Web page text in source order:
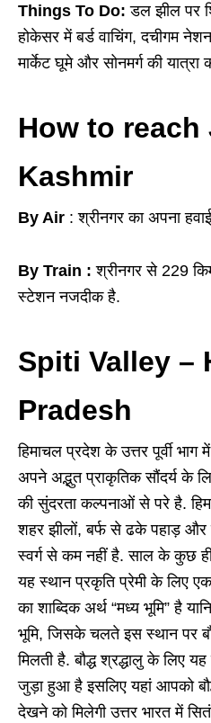
Things To Do: डल झील पर
होकेसर में बर्ड वाचिंग, दचीगम
मार्केट घूमे और सोनमर्ग की यात्रा
How to reach
Kashmir
By Air : श्रीनगर का अपना
By Train : श्रीनगर से 229
स्टेशन नजदीक है.
Spiti Valley –
Pradesh
हिमाचल प्रदेश के उत्तर पूर्वी
अपने अद्भुत प्राकृतिक सौंदर्य के
की सुंदरता कल्पनाओं से परे है.
शहर झीलों, बर्फ से ढके पहाड़ और
स्वर्ग से कम नहीं है. साल के कुछ
यह स्थान प्रकृति प्रेमी के लिए
का शाब्दिक अर्थ “मध्य भूमि” है
भूमि, जिसके चलते इस स्थान पर
मिलती है. बौद्ध श्रद्धालु के लिए
जुड़ा हुआ है इसलिए यहां आपको
देखने को मिलेगी उत्तर भारत में